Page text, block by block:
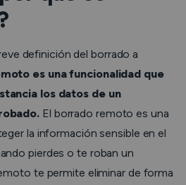
definición del borrado a
es una funcionalidad que
los datos de un
El borrado remoto es una
la información sensible en el
pierdes o te roban un
te permite eliminar de forma